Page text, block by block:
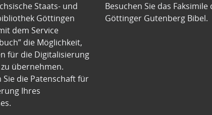
Staats- und
Göttingen
dem Service
die Möglichkeit,
für die Digitalisierung
übernehmen.
die Patenschaft für
Ihres
Besuchen Sie das Faksimile
Göttinger Gutenberg Bibel.